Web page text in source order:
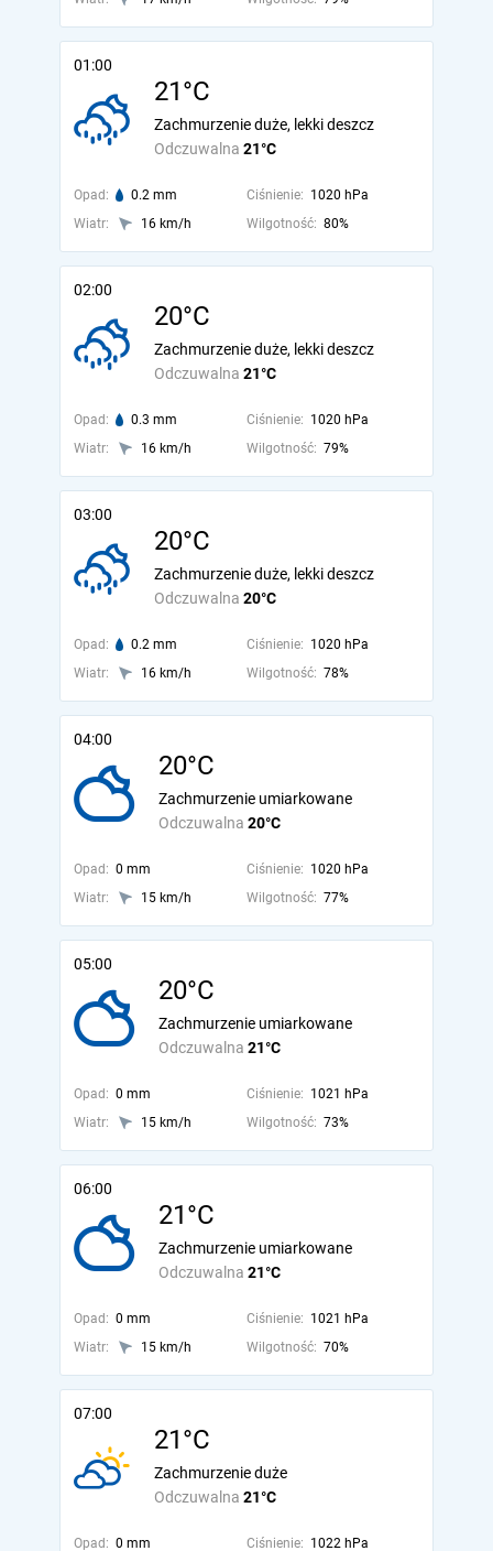
01:00
21°C
Odczuwalna 21°C
Zachmurzenie duże, lekki deszcz
Opad: 0.2 mm Ciśnienie: 1020 hPa
Wiatr:
16 km/h Wilgotność: 80%
02:00
20°C
Odczuwalna 21°C
Zachmurzenie duże, lekki deszcz
Opad: 0.3 mm Ciśnienie: 1020 hPa
Wiatr:
16 km/h Wilgotność: 79%
03:00
20°C
Odczuwalna 20°C
Zachmurzenie duże, lekki deszcz
Opad: 0.2 mm Ciśnienie: 1020 hPa
Wiatr:
16 km/h Wilgotność: 78%
04:00
20°C
Odczuwalna 20°C
Zachmurzenie umiarkowane
Opad: 0 mm Ciśnienie: 1020 hPa
Wiatr:
15 km/h Wilgotność: 77%
05:00
20°C
Odczuwalna 21°C
Zachmurzenie umiarkowane
Opad: 0 mm Ciśnienie: 1021 hPa
Wiatr:
15 km/h Wilgotność: 73%
06:00
21°C
Odczuwalna 21°C
Zachmurzenie umiarkowane
Opad: 0 mm Ciśnienie: 1021 hPa
Wiatr:
15 km/h Wilgotność: 70%
07:00
21°C
Odczuwalna 21°C
Zachmurzenie duże
Opad: 0 mm Ciśnienie: 1022 hPa